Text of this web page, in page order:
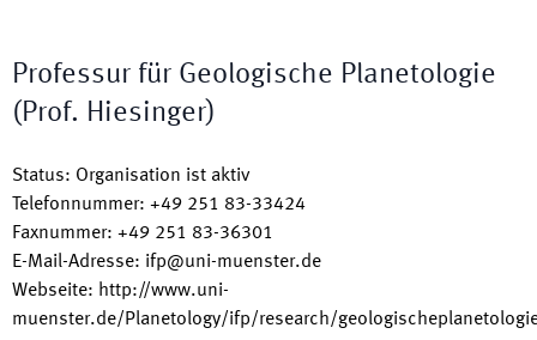
Professur für Geologische Planetologie
(Prof. Hiesinger)
Status: Organisation ist aktiv
Telefonnummer: +49 251 83-33424
Faxnummer: +49 251 83-36301
E-Mail-Adresse: ifp@uni-muenster.de
Webseite: http://www.uni-
muenster.de/Planetology/ifp/research/